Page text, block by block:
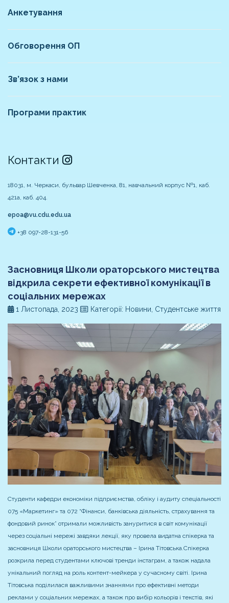
Анкетування
Обговорення ОП
Зв’язок з нами
Програми практик
Контакти
18031, м. Черкаси, бульвар Шевченка, 81, навчальний корпус №1, каб.
421а, каб. 404.
epoa@vu.cdu.edu.ua
+38 097-28-131-56
Засновниця Школи ораторського мистецтва
відкрила секрети ефективної комунікації в
соціальних мережах
1 Листопада, 2023 Категорії: Новини, Студентське життя
Студенти кафедри економіки підприємства, обліку і аудиту спеціальності
075 «Маркетинг» та 072 “Фінанси, банківська діяльність, страхування та
фондовий ринок” отримали можливість зануритися в світ комунікації
через соціальні мережі завдяки лекції, яку провела видатна спікерка та
засновниця Школи ораторського мистецтва – Ірина Тітовська.Спікерка
розкрила перед студентами ключові тренди інстаграм, а також надала
унікальний погляд на роль контент-мейкера у сучасному світі. Ірина
Тітовська поділилася важливими знаннями про ефективні методи
реклами у соціальних мережах, а також про вибір кольорів і текстів, які